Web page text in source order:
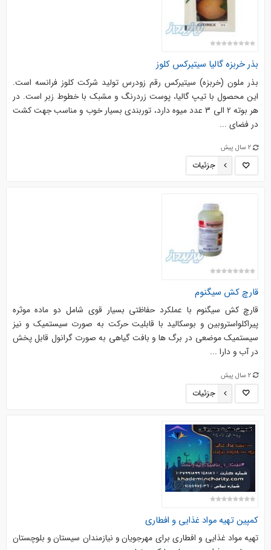
بذر خربزه گالیا سیتیرکس کلوز
بذر ملون (خربزه) سیتیرکس رقم زودرس تولید شرکت کلوز فرانسه است.
این محصول با تیپ گالیا، پوست زردرنگ و مشبک با خطوط زبر است. در
هر بوته 2 الی 3 عدد میوه دارد، توربندی بسیار خوب و مناسب جهت کشت
در فضای ...
2 سال پیش
جزئیات
قارچ کش سیگنوم
قارچ کش سیگنوم با عملکرد حفاظتی بسیار قوی شامل دو ماده موثره
پیراکلواستروبین و بوسکالید با قابلیت حرکت به صورت سیستمیک و نیز
سیستمیک موضعی در برگ ها و بافت گیاهی به صورت گرانول قابل پخش
در آب و دارا ...
2 سال پیش
جزئیات
کمپین تهیه مواد غذایی و افطاری
تهیه مواد غذایی و افطاری برای مهرجویان و نیازمندان سیستان و بلوچستان